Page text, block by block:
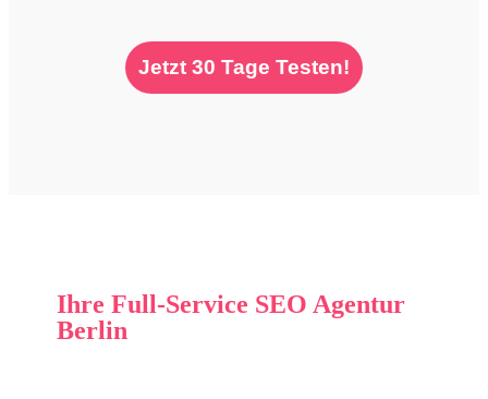
Jetzt 30 Tage Testen!
Ihre Full-Service SEO Agentur
Berlin